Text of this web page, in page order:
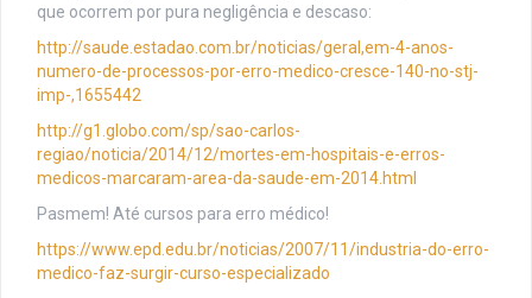
que ocorrem por pura negligência e descaso:
http://saude.estadao.com.br/noticias/geral,em-4-anos-
numero-de-processos-por-erro-medico-cresce-140-no-stj-
imp-,1655442
http://g1.globo.com/sp/sao-carlos-
regiao/noticia/2014/12/mortes-em-hospitais-e-erros-
medicos-marcaram-area-da-saude-em-2014.html
Pasmem! Até cursos para erro médico!
https://www.epd.edu.br/noticias/2007/11/industria-do-erro-
medico-faz-surgir-curso-especializado